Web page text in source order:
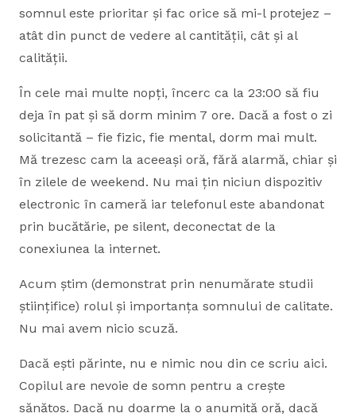
somnul este prioritar și fac orice să mi-l protejez –
atât din punct de vedere al cantității, cât și al
calității.
În cele mai multe nopți, încerc ca la 23:00 să fiu
deja în pat și să dorm minim 7 ore. Dacă a fost o zi
solicitantă – fie fizic, fie mental, dorm mai mult.
Mă trezesc cam la aceeași oră, fără alarmă, chiar și
în zilele de weekend. Nu mai țin niciun dispozitiv
electronic în cameră iar telefonul este abandonat
prin bucătărie, pe silent, deconectat de la
conexiunea la internet.
Acum știm (demonstrat prin nenumărate studii
științifice) rolul și importanța somnului de calitate.
Nu mai avem nicio scuză.
Dacă ești părinte, nu e nimic nou din ce scriu aici.
Copilul are nevoie de somn pentru a crește
sănătos. Dacă nu doarme la o anumită oră, dacă